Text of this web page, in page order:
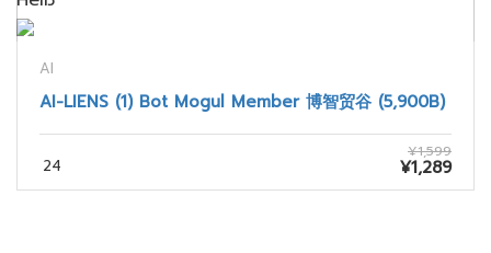
AI
AI-LIENS (1) Bot Mogul Member 博智贸谷 (5,900B)
24
¥1,599
¥1,289